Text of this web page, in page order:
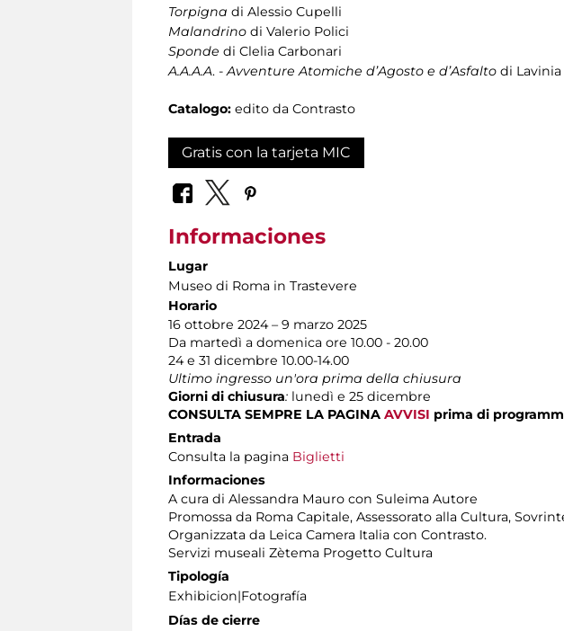
Torpigna di Alessio Cupelli
Malandrino di Valerio Polici
Sponde di Clelia Carbonari
A.A.A.A. -Avventure Atomiche d’Agosto e d’Asfalto di
Catalogo: edito da Contrasto
Gratis con la tarjeta MIC
Informaciones
Lugar
Museo di Roma in Trastevere
Horario
16 ottobre 2024 – 9 marzo 2025
Da martedì a domenica ore 10.00 - 20.00
24 e 31 dicembre 10.00-14.00
Ultimo ingresso un'ora prima della chiusura
Giorni di chiusura: lunedì e 25 dicembre
CONSULTA SEMPRE LA PAGINA AVVISI prima di
Entrada
Consulta la pagina Biglietti
Informaciones
A cura di Alessandra Mauro con Suleima Autore
Promossa da Roma Capitale, Assessorato alla Cultura,
Organizzata da Leica Camera Italia con Contrasto.
Servizi museali Zètema Progetto Cultura
Tipología
Exhibicion|Fotografía
Días de cierre